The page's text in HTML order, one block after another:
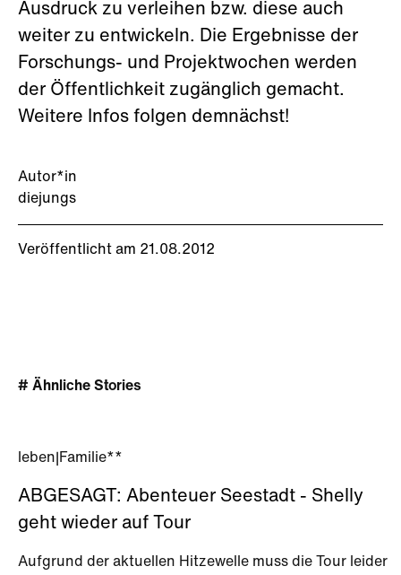
Autor*in
diejungs
Veröffentlicht am 21.08.2012
Ausdruck zu verleihen bzw. diese auch
weiter zu entwickeln. Die Ergebnisse der
Forschungs- und Projektwochen werden
der Öffentlichkeit zugänglich gemacht.
Weitere Infos folgen demnächst!
# Ähnliche Stories
leben Familie**
ABGESAGT: Abenteuer Seestadt - Shelly
geht wieder auf Tour
Aufgrund der aktuellen Hitzewelle muss die Tour leider